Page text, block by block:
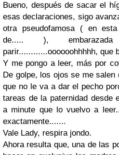
Bueno, después de sacar el
esas declaraciones, sigo
otra pseudofamosa ( en
de..... ),
parir............oooooohhhhh, que
Y me pongo a leer, más por
De golpe, los ojos se me
que no le va a dar el pecho
tareas de la paternidad desde
a minute que lo vuelvo a
exactamente.......
Vale Lady, respira jondo.
Ahora resulta que, una de las